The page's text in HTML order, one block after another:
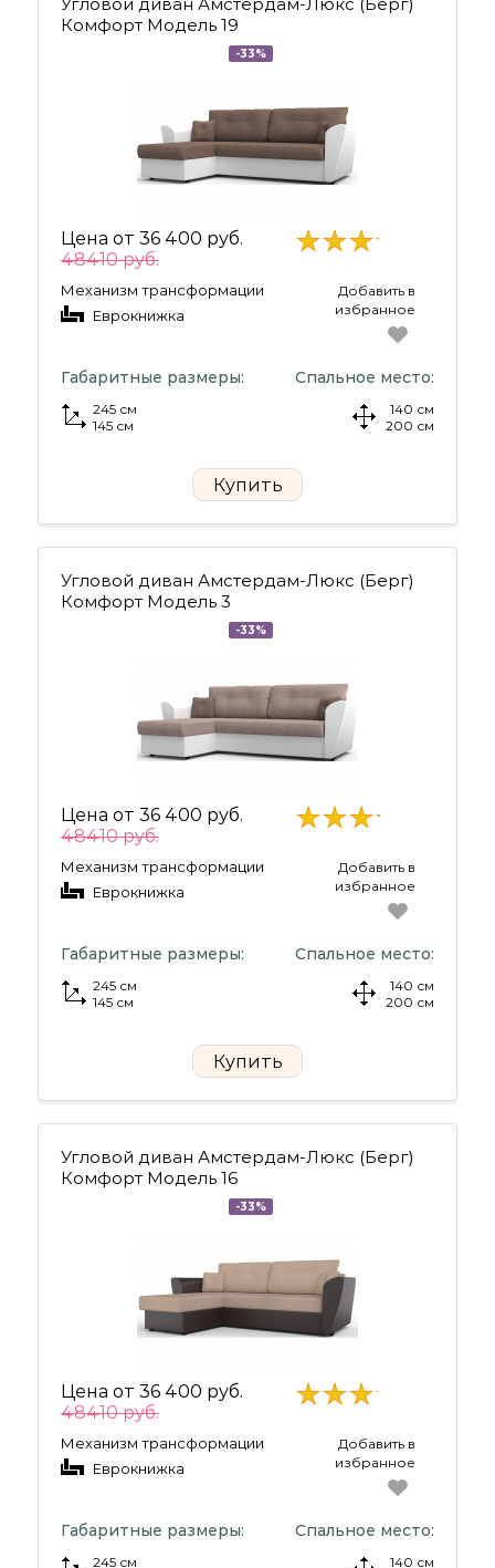
Комфорт Модель 19
-33%
Цена от 36 400 руб.
48410 руб.
Механизм трансформации
Еврокнижка
Добавить в
избранное
Габаритные размеры:
245 см
145 см
Спальное место:
140 см
200 см
Купить
Угловой диван Амстердам-Люкс (Берг)
Комфорт Модель 3
-33%
Цена от 36 400 руб.
48410 руб.
Механизм трансформации
Еврокнижка
Добавить в
избранное
Габаритные размеры:
245 см
145 см
Спальное место:
140 см
200 см
Купить
Угловой диван Амстердам-Люкс (Берг)
Комфорт Модель 16
-33%
Цена от 36 400 руб.
48410 руб.
Механизм трансформации
Еврокнижка
Добавить в
избранное
Габаритные размеры:
245 см
Спальное место:
140 см